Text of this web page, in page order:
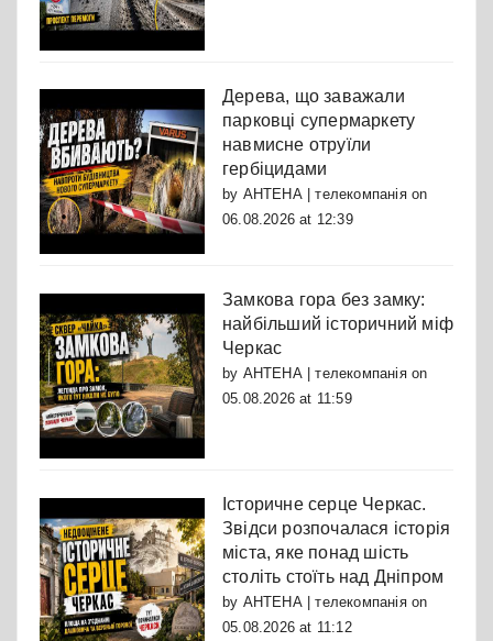
Дерева, що заважали
парковці супермаркету
навмисне отруїли
гербіцидами
by АНТЕНА | телекомпаніяon
06.08.2026 at 12:39
Замкова гора без замку:
найбільший історичний міф
Черкас
by АНТЕНА | телекомпаніяon
05.08.2026 at 11:59
Історичне серце Черкас.
Звідси розпочалася історія
міста, яке понад шість
століть стоїть над Дніпром
by АНТЕНА | телекомпаніяon
05.08.2026 at 11:12